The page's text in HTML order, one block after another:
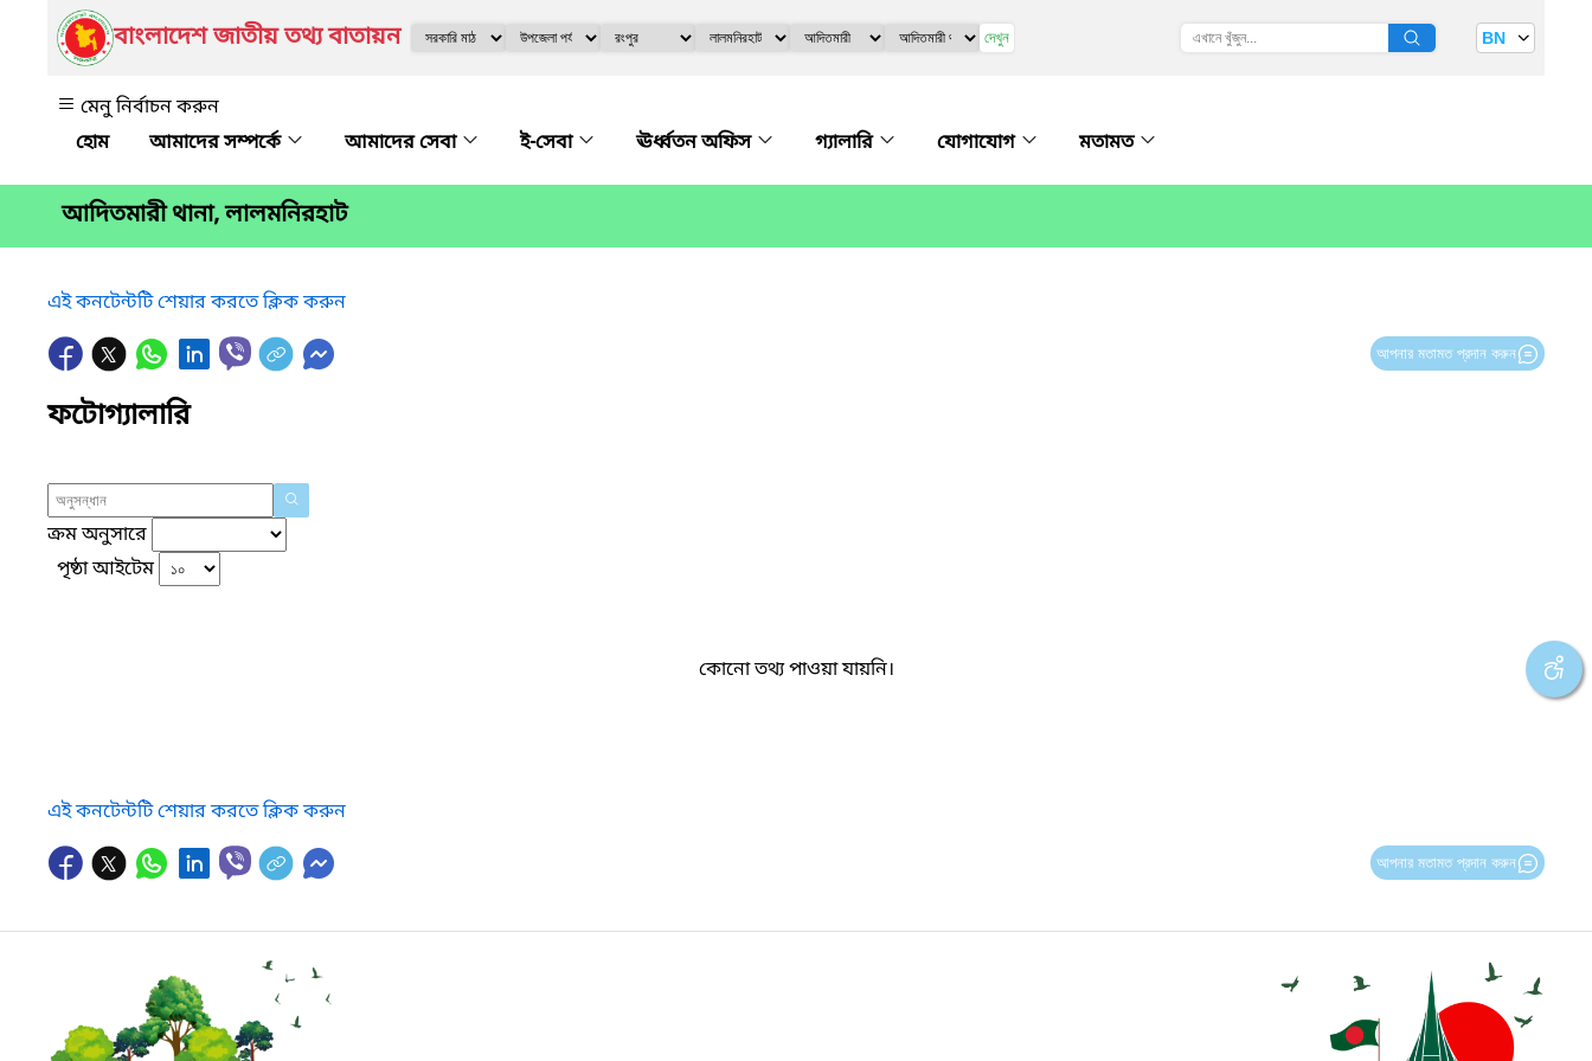
বাংলাদেশ জাতীয় তথ্য বাতায়ন দেখুন BN
মেনু নির্বাচন করুন
আমাদের সম্পর্কে
আমাদের সেবা ই-সেবা ঊর্ধ্বতন অফিস গ্যালারি যোগাযোগ মতামত
আদিতমারী থানা, লালমনিরহাট
এই কনটেন্টটি শেয়ার করতে ক্লিক করুন
আপনার মতামত প্রদান করুন
ফটোগ্যালারি
ক্রম অনুসারে
পৃষ্ঠা আইটেম
কোনো তথ্য পাওয়া যায়নি।
এই কনটেন্টটি শেয়ার করতে ক্লিক করুন
আপনার মতামত প্রদান করুন